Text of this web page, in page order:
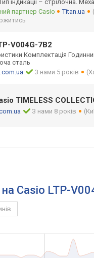
індикації – стрілочна.
партнер Casio
Titan.ua
V004G-7B2
Комплектація
сталь
З нами 5 років
TIMELESS
З нами 8 років
Casio LTP-